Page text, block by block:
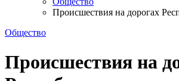
Происшествия на дорогах
Общество
Происшествия на